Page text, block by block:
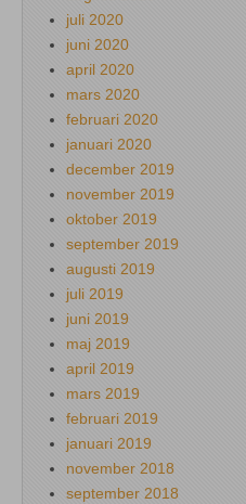
juli 2020
juni 2020
april 2020
mars 2020
februari 2020
januari 2020
december 2019
november 2019
oktober 2019
september 2019
augusti 2019
juli 2019
juni 2019
maj 2019
april 2019
mars 2019
februari 2019
januari 2019
november 2018
september 2018